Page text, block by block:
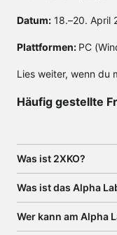
Datum: 18.–20. April
Plattformen: PC
Lies weiter, wenn du
Häufig gestellte
Was ist 2XKO?
Was ist das Alpha
Wer kann am Alpha